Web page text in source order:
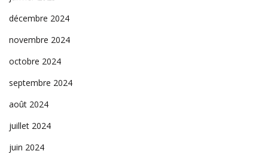
décembre 2024
novembre 2024
octobre 2024
septembre 2024
août 2024
juillet 2024
juin 2024